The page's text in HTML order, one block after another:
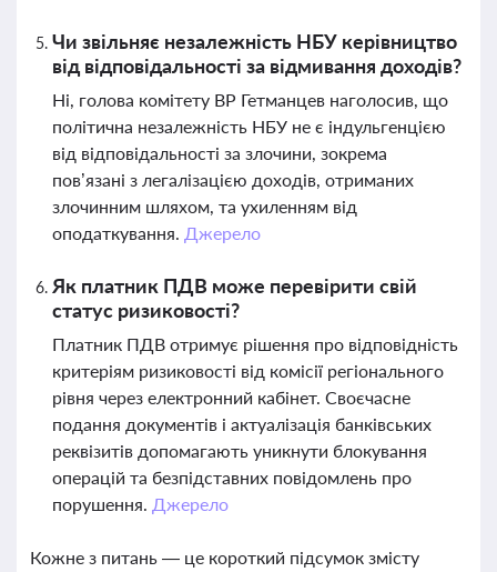
Чи звільняє незалежність НБУ керівництво
від відповідальності за відмивання доходів?
Ні, голова комітету ВР Гетманцев наголосив, що
політична незалежність НБУ не є індульгенцією
від відповідальності за злочини, зокрема
пов’язані з легалізацією доходів, отриманих
злочинним шляхом, та ухиленням від
оподаткування. Джерело
Як платник ПДВ може перевірити свій
статус ризиковості?
Платник ПДВ отримує рішення про відповідність
критеріям ризиковості від комісії регіонального
рівня через електронний кабінет. Своєчасне
подання документів і актуалізація банківських
реквізитів допомагають уникнути блокування
операцій та безпідставних повідомлень про
порушення. Джерело
Кожне з питань — це короткий підсумок змісту